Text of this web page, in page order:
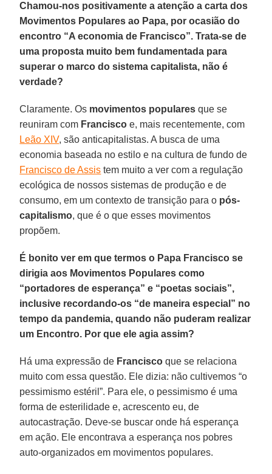
Chamou-nos positivamente a atenção a carta dos
Movimentos Populares ao Papa, por ocasião do
encontro “A economia de Francisco”. Trata-se de
uma proposta muito bem fundamentada para
superar o marco do sistema capitalista, não é
verdade?
Claramente. Os movimentos populares que se
reuniram com Francisco e, mais recentemente, com
Leão XIV, são anticapitalistas. A busca de uma
economia baseada no estilo e na cultura de fundo de
Francisco de Assis tem muito a ver com a regulação
ecológica de nossos sistemas de produção e de
consumo, em um contexto de transição para o pós-
capitalismo, que é o que esses movimentos
propõem.
É bonito ver em que termos o Papa Francisco se
dirigia aos Movimentos Populares como
“portadores de esperança” e “poetas sociais”,
inclusive recordando-os “de maneira especial” no
tempo da pandemia, quando não puderam realizar
um Encontro. Por que ele agia assim?
Há uma expressão de Francisco que se relaciona
muito com essa questão. Ele dizia: não cultivemos “o
pessimismo estéril”. Para ele, o pessimismo é uma
forma de esterilidade e, acrescento eu, de
autocastração. Deve-se buscar onde há esperança
em ação. Ele encontrava a esperança nos pobres
auto-organizados em movimentos populares.